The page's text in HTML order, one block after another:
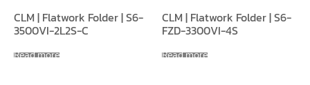
CLM | Flatwork Folder | S6-
3500VI-2L2S-C
Read more
CLM | Flatwork Folder | S6-
FZD-3300VI-4S
Read more